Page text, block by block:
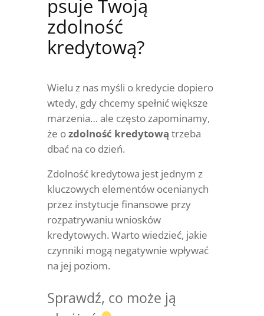
psuje Twoją
zdolność
kredytową?
Wielu z nas myśli o kredycie dopiero
wtedy, gdy chcemy spełnić większe
marzenia… ale często zapominamy,
że ozdolność kredytową trzeba
dbać na co dzień.
Zdolność kredytowa jest jednym z
kluczowych elementów ocenianych
przez instytucje finansowe przy
rozpatrywaniu wniosków
kredytowych. Warto wiedzieć, jakie
czynniki mogą negatywnie wpływać
na jej poziom.
Sprawdź, co może ją